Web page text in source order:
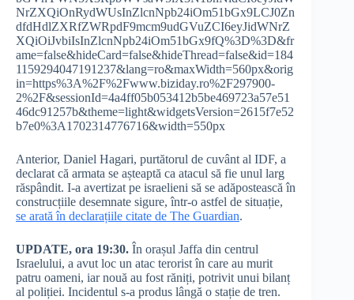
NrZXQiOnRydWUsInZlcnNpb24iOm51bGx9LCJ0Zn
dfdHdlZXRfZWRpdF9mcm9udGVuZCI6eyJidWNrZ
XQiOiJvbiIsInZlcnNpb24iOm51bGx9fQ%3D%3D&fr
ame=false&hideCard=false&hideThread=false&id=184
1159294047191237&lang=ro&maxWidth=560px&orig
in=https%3A%2F%2Fwww.biziday.ro%2F297900-
2%2F&sessionId=4a4ff05b053412b5be469723a57e51
46dc91257b&theme=light&widgetsVersion=2615f7e52
b7e0%3A1702314776716&width=550px
Anterior, Daniel Hagari, purtătorul de cuvânt al IDF, a
declarat că armata se așteaptă ca atacul să fie unul larg
răspândit. I-a avertizat pe israelieni să se adăpostească în
construcțiile desemnate sigure, într-o astfel de situație,
se arată în declarațiile citate de The Guardian.
UPDATE, ora 19:30. În orașul Jaffa din centrul
Israelului, a avut loc un atac terorist în care au murit
patru oameni, iar nouă au fost răniți, potrivit unui bilanț
al poliției. Incidentul s-a produs lângă o stație de tren.